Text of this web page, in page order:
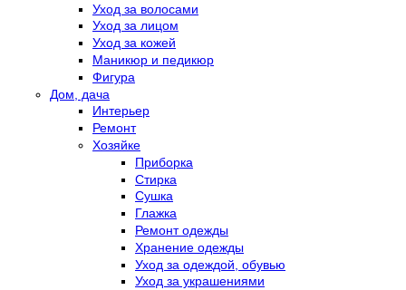
Уход за волосами
Уход за лицом
Уход за кожей
Маникюр и педикюр
Фигура
Дом, дача
Интерьер
Ремонт
Хозяйке
Приборка
Стирка
Сушка
Глажка
Ремонт одежды
Хранение одежды
Уход за одеждой, обувью
Уход за украшениями